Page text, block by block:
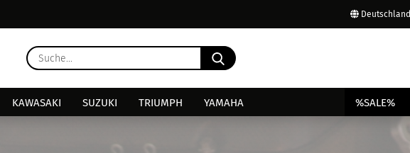
Deutschland
LieferlandSuche...
KAWASAKI SUZUKI TRIUMPH YAMAHA %SALE%